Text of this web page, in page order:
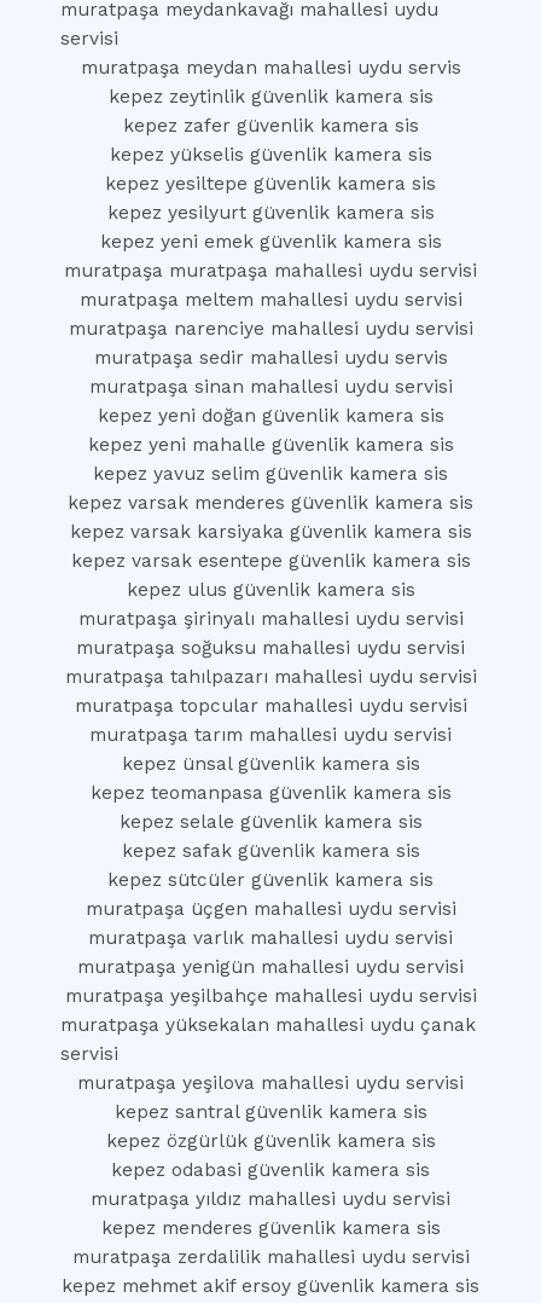
muratpaşa meydankavağı mahallesi uydu
servisi
muratpaşa meydan mahallesi uydu servis
kepez zeytinlik güvenlik kamera sis
kepez zafer güvenlik kamera sis
kepez yükselis güvenlik kamera sis
kepez yesiltepe güvenlik kamera sis
kepez yesilyurt güvenlik kamera sis
kepez yeni emek güvenlik kamera sis
muratpaşa muratpaşa mahallesi uydu servisi
muratpaşa meltem mahallesi uydu servisi
muratpaşa narenciye mahallesi uydu servisi
muratpaşa sedir mahallesi uydu servis
muratpaşa sinan mahallesi uydu servisi
kepez yeni doğan güvenlik kamera sis
kepez yeni mahalle güvenlik kamera sis
kepez yavuz selim güvenlik kamera sis
kepez varsak menderes güvenlik kamera sis
kepez varsak karsiyaka güvenlik kamera sis
kepez varsak esentepe güvenlik kamera sis
kepez ulus güvenlik kamera sis
muratpaşa şirinyalı mahallesi uydu servisi
muratpaşa soğuksu mahallesi uydu servisi
muratpaşa tahılpazarı mahallesi uydu servisi
muratpaşa topcular mahallesi uydu servisi
muratpaşa tarım mahallesi uydu servisi
kepez ünsal güvenlik kamera sis
kepez teomanpasa güvenlik kamera sis
kepez selale güvenlik kamera sis
kepez safak güvenlik kamera sis
kepez sütcüler güvenlik kamera sis
muratpaşa üçgen mahallesi uydu servisi
muratpaşa varlık mahallesi uydu servisi
muratpaşa yenigün mahallesi uydu servisi
muratpaşa yeşilbahçe mahallesi uydu servisi
muratpaşa yüksekalan mahallesi uydu çanak
servisi
muratpaşa yeşilova mahallesi uydu servisi
kepez santral güvenlik kamera sis
kepez özgürlük güvenlik kamera sis
kepez odabasi güvenlik kamera sis
muratpaşa yıldız mahallesi uydu servisi
kepez menderes güvenlik kamera sis
muratpaşa zerdalilik mahallesi uydu servisi
kepez mehmet akif ersoy güvenlik kamera sis